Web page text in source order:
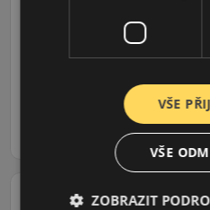
VŠE
VŠE
ZOBRAZIT